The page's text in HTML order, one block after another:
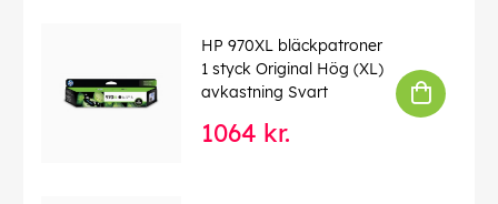
HP 970XL bläckpatroner
1 styck Original Hög (XL)
avkastning Svart
1064 kr.